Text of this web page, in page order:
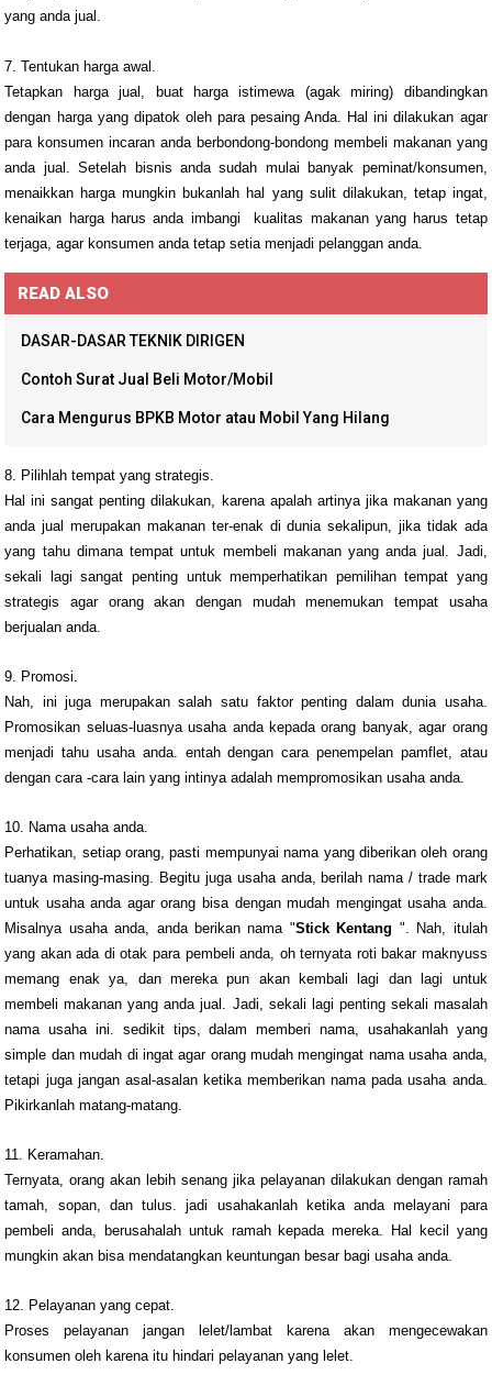
yang anda jual.
7. Tentukan harga awal.
Tetapkan harga jual, buat harga istimewa (agak miring) dibandingkan
dengan harga yang dipatok oleh para pesaing Anda. Hal ini dilakukan agar
para konsumen incaran anda berbondong-bondong membeli makanan yang
anda jual. Setelah bisnis anda sudah mulai banyak peminat/konsumen,
menaikkan harga mungkin bukanlah hal yang sulit dilakukan, tetap ingat,
kenaikan harga harus anda imbangi kualitas makanan yang harus tetap
terjaga, agar konsumen anda tetap setia menjadi pelanggan anda.
READ ALSO
DASAR-DASAR TEKNIK DIRIGEN
Contoh Surat Jual Beli Motor/Mobil
Cara Mengurus BPKB Motor atau Mobil Yang Hilang
8. Pilihlah tempat yang strategis.
Hal ini sangat penting dilakukan, karena apalah artinya jika makanan yang
anda jual merupakan makanan ter-enak di dunia sekalipun, jika tidak ada
yang tahu dimanatempat untuk membeli makanan yang anda jual. Jadi,
sekali lagi sangat penting untuk memperhatikan pemilihan tempat yang
strategis agar orang akan dengan mudah menemukan tempat usaha
berjualan anda.
9. Promosi.
Nah, ini juga merupakan salah satu faktor penting dalam dunia usaha.
Promosikan seluas-luasnya usaha anda kepada orang banyak, agar orang
menjadi tahu usaha anda. entah dengan cara penempelan pamflet, atau
dengan cara -cara lain yang intinya adalah mempromosikan usaha anda.
10. Nama usaha anda.
Perhatikan, setiap orang, pasti mempunyai nama yang diberikan oleh orang
tuanya masing-masing. Begitu juga usaha anda, berilah nama / trade mark
untuk usaha anda agar orang bisa dengan mudah mengingat usaha anda.
Misalnya usaha anda, anda berikan nama "Stick Kentang ". Nah, itulah
yang akan ada di otak para pembeli anda, oh ternyata roti bakar maknyuss
memang enak ya, dan mereka pun akan kembali lagi dan lagi untuk
membeli makanan yang anda jual. Jadi, sekali lagi penting sekali masalah
nama usaha ini. sedikit tips, dalam memberi nama, usahakanlah yang
simple dan mudah di ingat agar orang mudah mengingat nama usaha anda,
tetapi juga jangan asal-asalan ketika memberikan nama pada usaha anda.
Pikirkanlah matang-matang.
11. Keramahan.
Ternyata, orang akan lebih senang jika pelayanan dilakukan dengan ramah
tamah, sopan, dan tulus. jadi usahakanlah ketika anda melayani para
pembeli anda, berusahalah untuk ramah kepada mereka. Hal kecil yang
mungkin akan bisa mendatangkan keuntungan besar bagi usaha anda.
12. Pelayanan yang cepat.
Proses pelayanan jangan lelet/lambat karena akan mengecewakan
konsumen oleh karena itu hindari pelayanan yang lelet.